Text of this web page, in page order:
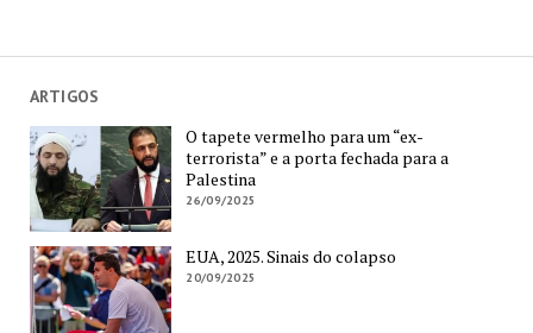
ARTIGOS
O tapete vermelho para um “ex-
terrorista” e a porta fechada para a
Palestina
26/09/2025
EUA, 2025. Sinais do colapso
20/09/2025